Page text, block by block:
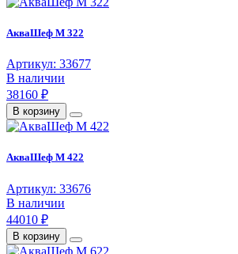
АкваШеф M 322
Артикул: 33677
В наличии
38160 ₽
В корзину
АкваШеф M 422
Артикул: 33676
В наличии
44010 ₽
В корзину